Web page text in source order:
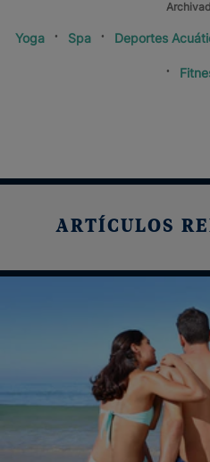
Yoga Spa Deportes
ARTÍCULOS